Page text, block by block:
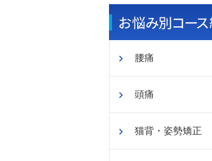
腰痛
頭痛
猫背・姿勢矯正